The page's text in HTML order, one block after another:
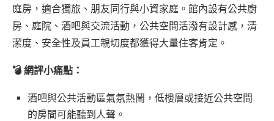
庭房，適合獨旅、朋友同行與小資家庭。館內設有公共廚
房、庭院、酒吧與交流活動，公共空間活潑有設計感，清
潔度、安全性及員工親切度都獲得大量住客肯定。
💣 網評小痛點：
酒吧與公共活動區氣氛熱鬧，低樓層或接近公共空間
的房間可能聽到人聲。